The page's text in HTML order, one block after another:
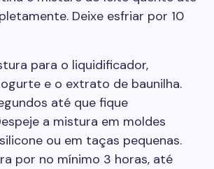
Deixe esfriar por 10
para o liquidificador,
e o extrato de baunilha.
até que fique
a mistura em moldes
ou em taças pequenas.
por no mínimo 3 horas, até